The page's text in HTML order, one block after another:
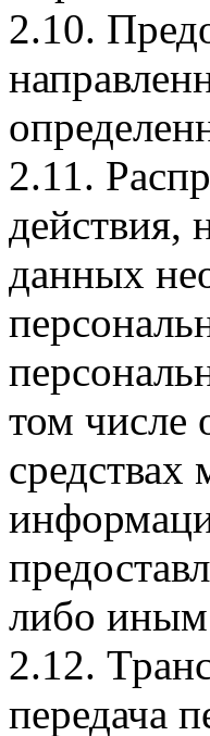
2.10.
2.11.
действия,
данных
том числе
либо
2.12.
передача